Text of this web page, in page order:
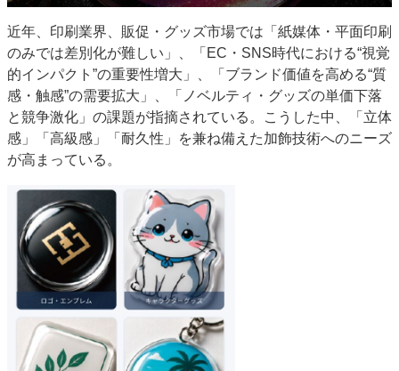
会社案内
購読・購入申し込み
サイトポリシー
お問い合わせ
近年、印刷業界、販促・グッズ市場では「紙媒体・平面印刷
のみでは差別化が難しい」、「EC・SNS時代における“視覚
的インパクト”の重要性増大」、「ブランド価値を高める“質
感・触感”の需要拡大」、「ノベルティ・グッズの単価下落
と競争激化」の課題が指摘されている。こうした中、「立体
感」「高級感」「耐久性」を兼ね備えた加飾技術へのニーズ
が高まっている。